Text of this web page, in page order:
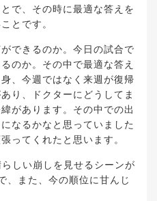
で、その時に最適な答えを
とです。
できるのか。今日の試合で
のか。その中で最適な答え
、今週ではなく来週が復帰
り、ドクターにどうしてま
があります。その中での出
なるかなと思っていました
ってくれたと思います。
しい崩しを見せるシーンが
、また、今の順位に甘んじ